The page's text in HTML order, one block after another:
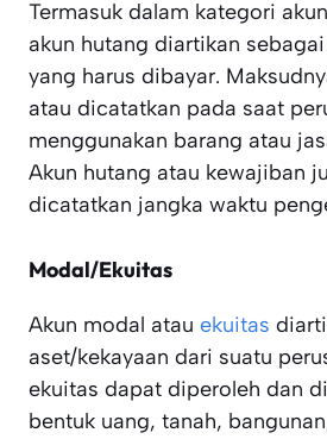
Termasuk dalam kategori
akun hutang diartikan
yang harus dibayar.
atau dicatatkan pada saat
menggunakan barang atau
Akun hutang atau kewajiban
dicatatkan jangka waktu
Modal/Ekuitas
Akun modal atau ekuitas
aset/kekayaan dari suatu
ekuitas dapat diperoleh dan
bentuk uang, tanah,